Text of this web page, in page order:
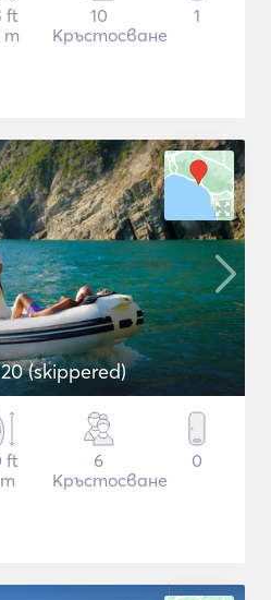
ft
m
10
Кръстосване
1
(skippered)
ft
6
Кръстосване
0